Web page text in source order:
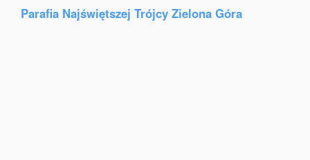
Parafia Najświętszej Trójcy Zielona Góra